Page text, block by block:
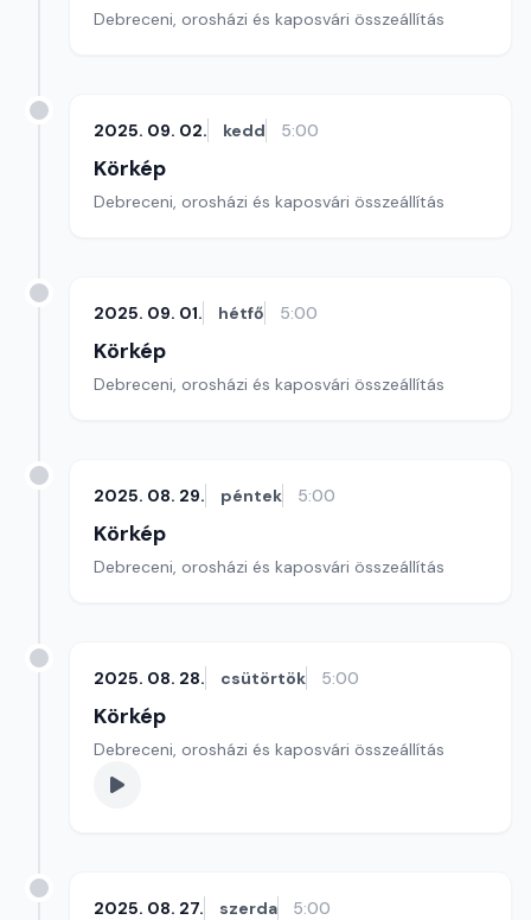
Debreceni, orosházi és kaposvári összeállítás
2025. 09. 02. kedd 5:00
Körkép
Debreceni, orosházi és kaposvári összeállítás
2025. 09. 01. hétfő 5:00
Körkép
Debreceni, orosházi és kaposvári összeállítás
2025. 08. 29. péntek 5:00
Körkép
Debreceni, orosházi és kaposvári összeállítás
2025. 08. 28. csütörtök 5:00
Körkép
Debreceni, orosházi és kaposvári összeállítás
2025. 08. 27. szerda 5:00